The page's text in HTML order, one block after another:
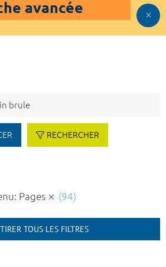
avancée
RECHERCHER
Pages (94)
TOUS LES FILTRES